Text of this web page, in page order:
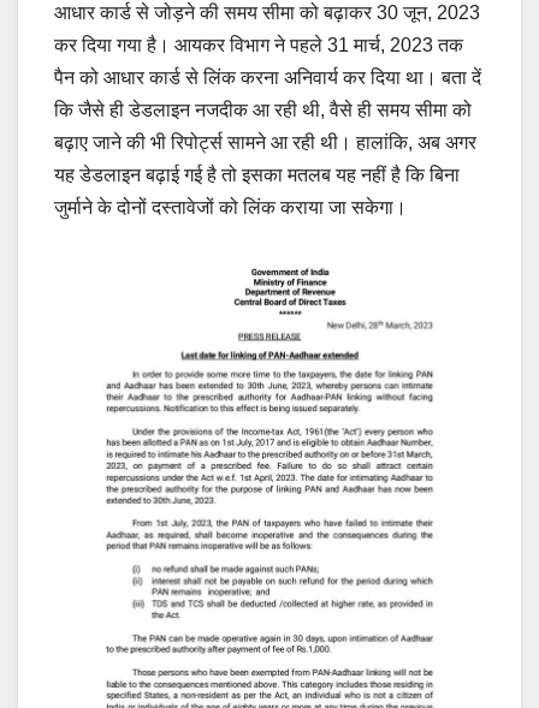
आधार कार्ड से जोड़ने की समय सीमा को बढ़ाकर 30 जून, 2023
कर दिया गया है। आयकर विभाग ने पहले 31 मार्च, 2023 तक
पैन को आधार कार्ड से लिंक करना अनिवार्य कर दिया था। बता दें
कि जैसे ही डेडलाइन नजदीक आ रही थी, वैसे ही समय सीमा को
बढ़ाए जाने की भी रिपोर्ट्स सामने आ रही थी। हालांकि, अब अगर
यह डेडलाइन बढ़ाई गई है तो इसका मतलब यह नहीं है कि बिना
जुर्माने के दोनों दस्तावेजों को लिंक कराया जा सकेगा।